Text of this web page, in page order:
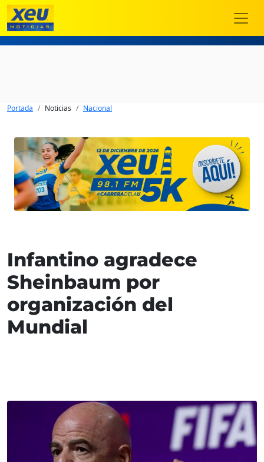
Portada Noticias Nacional
Infantino agradece
Sheinbaum por
organización del
Mundial